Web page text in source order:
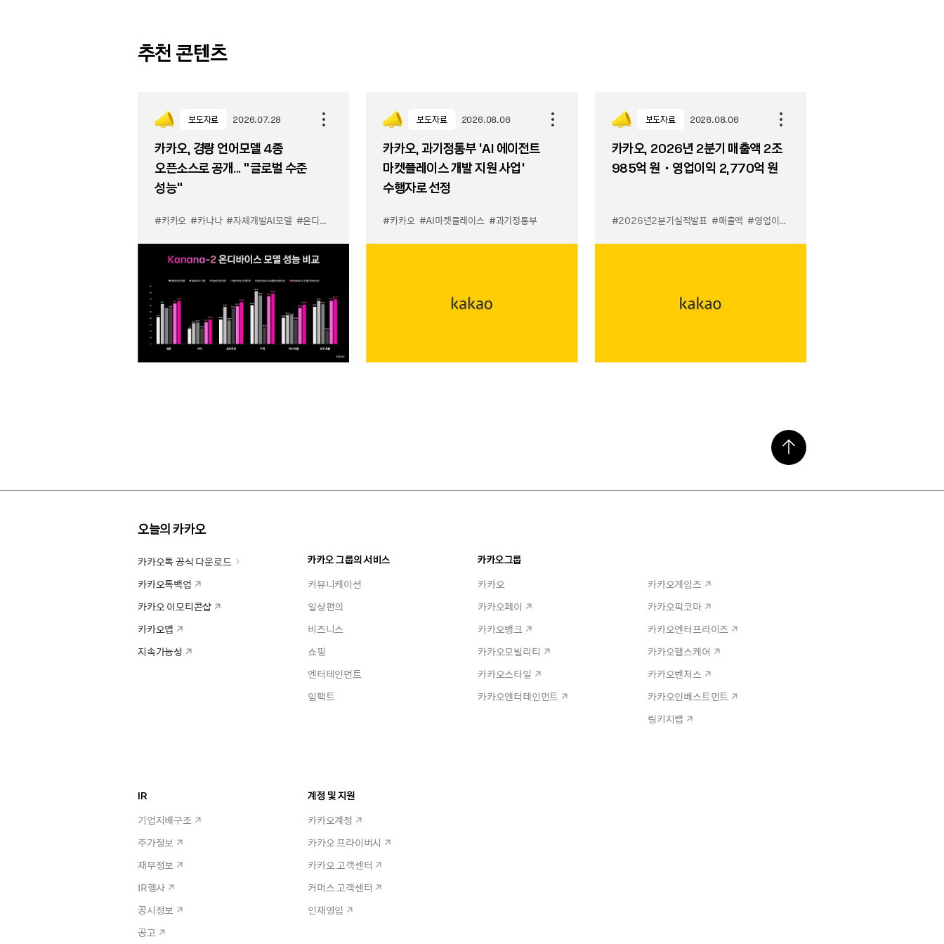
추천 콘텐츠
보도자료 2026.07.28
카카오, 경량 언어모델 4종
오픈소스로 공개... “글로벌 수준
성능”
#카카오 #카나나 #자체개발AI모델 #온디바이스
보도자료 2026.08.06
카카오, 과기정통부 ‘AI 에이전트
마켓플레이스 개발 지원 사업’
수행자로 선정
#카카오 #AI마켓플레이스 #과기정통부
보도자료 2026.08.06
카카오, 2026년 2분기 매출액 2조
985억 원・영업이익 2,770억 원
#2026년2분기실적발표 #매출액 #영업이익
오늘의 카카오
카카오톡 공식 다운로드
카카오톡백업
카카오 이모티콘샵
카카오맵
지속가능성
카카오 그룹의 서비스
커뮤니케이션
일상편의
비즈니스
쇼핑
엔터테인먼트
임팩트
카카오그룹
카카오
카카오페이
카카오뱅크
카카오모빌리티
카카오스타일
카카오엔터테인먼트
카카오게임즈
카카오픽코마
카카오엔터프라이즈
카카오헬스케어
카카오벤처스
카카오인베스트먼트
링키지랩
IR
기업지배구조
주가정보
재무정보
IR행사
공시정보
공고
계정 및 지원
카카오계정
카카오 프라이버시
카카오 고객센터
커머스 고객센터
인재영입